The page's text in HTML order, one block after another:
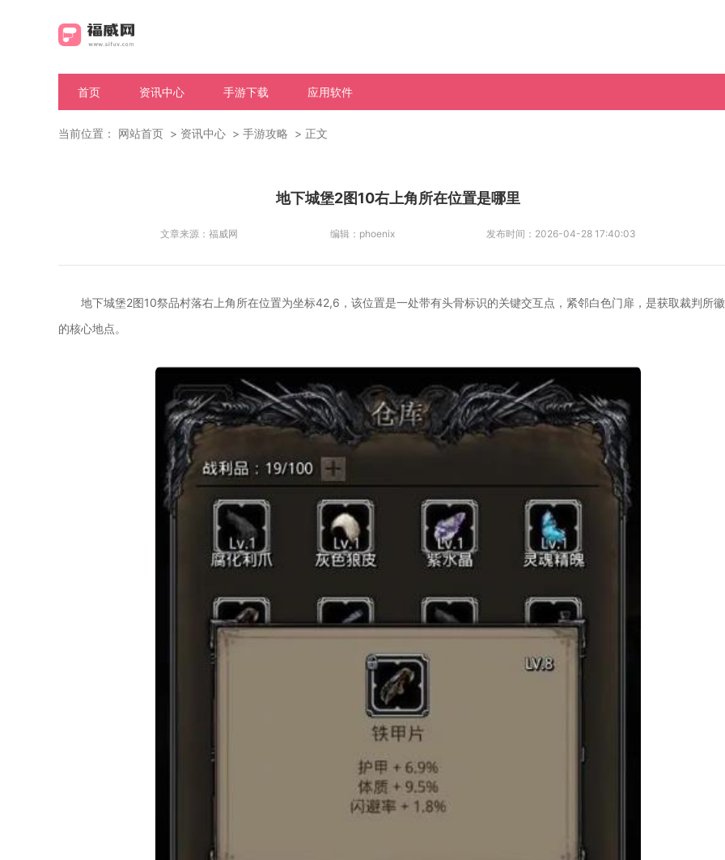
首页 资讯中心 手游下载 应用软件
当前位置： 网站首页 资讯中心 手游攻略 正文
地下城堡2图10右上角所在位置是哪里
文章来源： 福威网 编辑： phoenix 发布时间： 2026-04-28 17:40:03
地下城堡2图10祭品村落右上角所在位置为坐标42,6，该位置是一处带有头骨标识的关键交互点，紧邻白色门扉，是获取裁判所
的核心地点。